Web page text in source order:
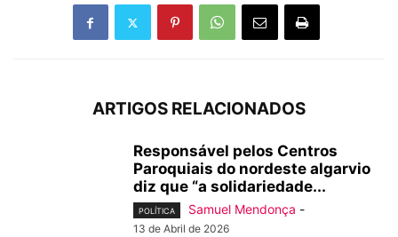
ARTIGOS RELACIONADOS
Responsável pelos Centros
Paroquiais do nordeste algarvio
diz que “a solidariedade...
POLÍTICA Samuel Mendonça -
13 de Abril de 2026